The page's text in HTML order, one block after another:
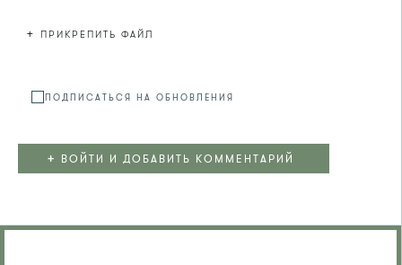
+ ПРИКРЕПИТЬ ФАЙЛ
ПОДПИСАТЬСЯ НА ОБНОВЛЕНИЯ
+ ВОЙТИ И ДОБАВИТЬ КОММЕНТАРИЙ